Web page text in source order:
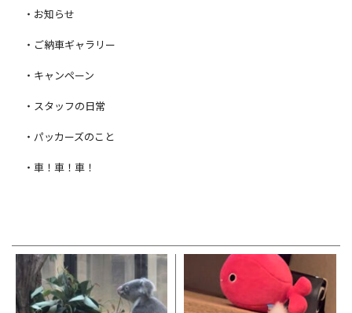
・お知らせ
・ご納車ギャラリー
・キャンペーン
・スタッフの日常
・パッカーズのこと
・車！車！車！